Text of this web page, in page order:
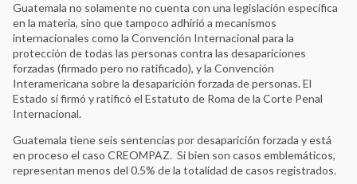
Guatemala no solamente no cuenta con una legislación específica
en la materia, sino que tampoco adhirió a mecanismos
internacionales como la Convención Internacional para la
protección de todas las personas contra las desapariciones
forzadas (firmado pero no ratificado), y la Convención
Interamericana sobre la desaparición forzada de personas. El
Estado sí firmó y ratificó el Estatuto de Roma de la Corte Penal
Internacional.
Guatemala tiene seis sentencias por desaparición forzada y está
en proceso el caso CREOMPAZ. Si bien son casos emblemáticos,
representan menos del 0.5% de la totalidad de casos registrados.